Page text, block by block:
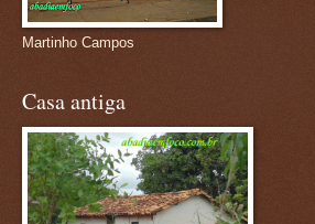
Martinho Campos
Casa antiga